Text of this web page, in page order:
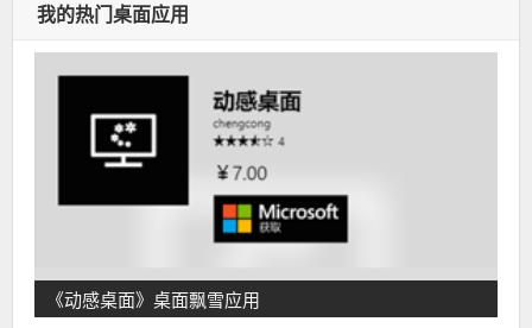
我的热门桌面应用
《动感桌面》桌面飘雪应用